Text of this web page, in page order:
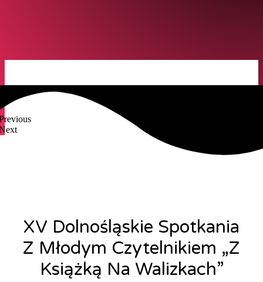
XV Dolnośląskie Spotkania
Z Młodym Czytelnikiem „Z
Książką Na Walizkach”